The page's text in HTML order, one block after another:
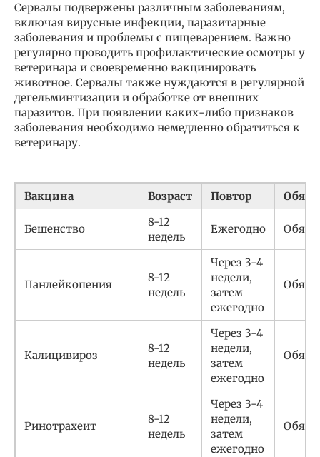
Сервалы подвержены различным заболеваниям,
включая вирусные инфекции, паразитарные
заболевания и проблемы с пищеварением. Важно
регулярно проводить профилактические осмотры у
ветеринара и своевременно вакцинировать
животное. Сервалы также нуждаются в регулярной
дегельминтизации и обработке от внешних
паразитов. При появлении каких-либо признаков
заболевания необходимо немедленно обратиться к
ветеринару.
Вакцина Возраст Повтор
Бешенство
8-12
недель
Ежегодно
Панлейкопения
8-12
недель
Через 3-4
недели,
затем
ежегодно
Калицивироз
8-12
недель
Через 3-4
недели,
затем
ежегодно
Ринотрахеит
8-12
недель
Через 3-4
недели,
затем
ежегодно